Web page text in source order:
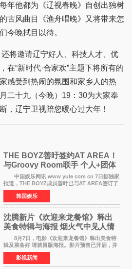
年他都为《辽视春晚》自创出独树
古风曲目《渔舟唱晚》又将带来怎
今晚拭目以待。
邀请辽宁好人、科技人才、优
在“新时代·合家欢”主题下将所有的
感受到热闹的氛围和家乡人的热
二十九（今晚）19：30为大家奉
，辽宁卫视陪您暖心过大年！
THE BOYZ善旴签约AT AREA！
与Groovy Room联手 个人+团体
活动并行
中国娱乐网讯 www yule com cn 7日据独家
报道，THE BOYZ成员善旴已与AT AREA签订了
专属合约。AT AREA是由知名制作人组合
Groovy Room创立的hip-hop厂牌，旗下拥有多
位实力派音乐人，在韩
韩国娱乐
沈腾新片《欢迎来龙餐馆》释出
美食特辑与海报 烟火气中见人情
温暖
8月7日，电影《欢迎来龙餐馆》释出美食特
辑及菜备好 请就胃版海报。影片预售已开启，并
将于8月8日至10日14:00-21:00举行全国超前点
映。电影《欢迎来龙餐馆》作为战争美食喜剧大
片，讲述了中国
影视新闻